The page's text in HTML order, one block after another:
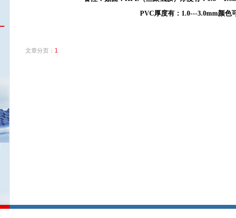
PVC厚度有： 1.0---3.0mm颜色
文章分页： 1